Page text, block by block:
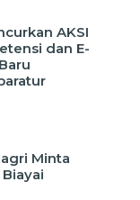
AKSI
dan E-
Minta